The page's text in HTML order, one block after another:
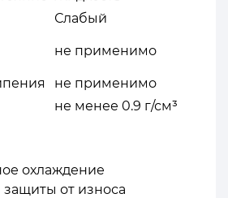
Слабый
не применимо
не применимо
не менее 0.9 г/см³
охлаждение
защиты от износа